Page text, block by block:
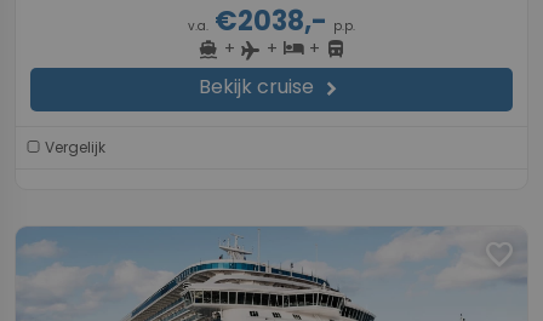
v.a. €2038,- p.p.
directions_boat + flight + hotel+ directions_bus
Bekijk cruise chevron_right
Vergelijk
favorite